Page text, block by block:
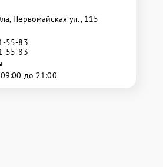
Первомайская ул., 115
55-83
55-83
до 21:00